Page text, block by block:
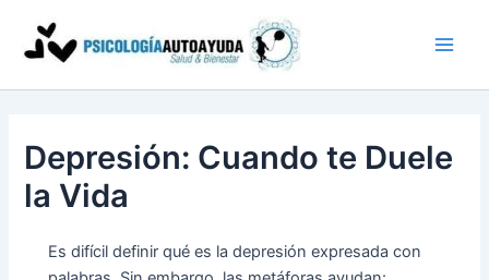
contenido
Depresión: Cuando te Duele
la Vida
Es difícil definir qué es la depresión expresada con